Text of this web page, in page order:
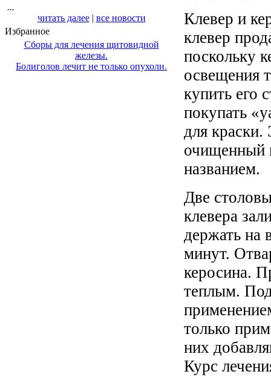
...
читать далее| все новости
Избранное
Сборы для лечения щитовидной
железы.
Болиголов лечит не только опухоли.
Клевер и
клевер
поскольку
освещения
купить его
покупать
для
очищенный
названием.
Две
клевера
держать на
минут.
керосина.
теплым.
только
них
Курс